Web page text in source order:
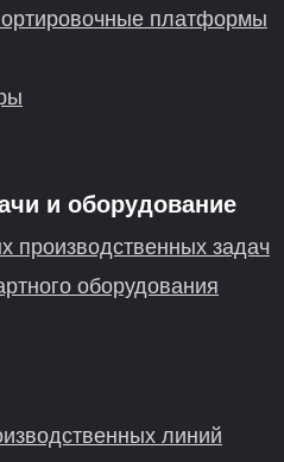
платформы
и оборудование
производственных задач
оборудования
линий